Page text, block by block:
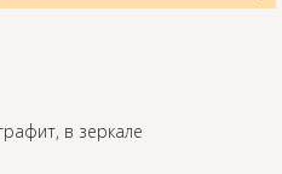
в зеркале